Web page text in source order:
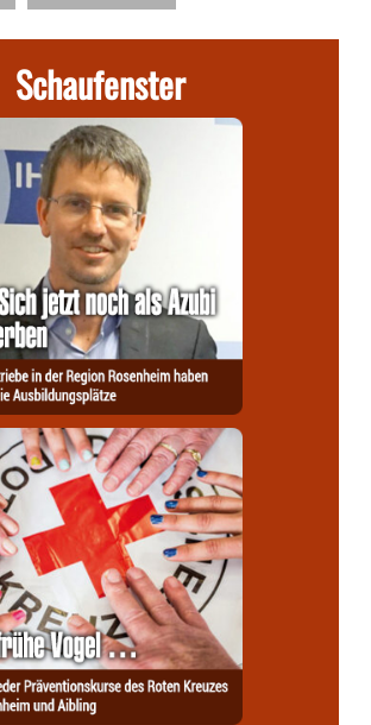
Schaufenster